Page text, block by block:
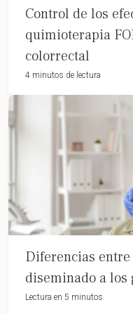
Control de los
quimioterapia
colorrectal
4 minutos de lectura
Diferencias
diseminado a
Lectura en 5 minutos